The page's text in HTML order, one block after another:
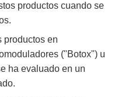
productos cuando se
productos en
("Botox") u
ha evaluado en un